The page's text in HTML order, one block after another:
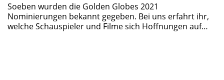
Soeben wurden die Golden Globes 2021
Nominierungen bekannt gegeben. Bei uns erfahrt ihr,
welche Schauspieler und Filme sich Hoffnungen auf…